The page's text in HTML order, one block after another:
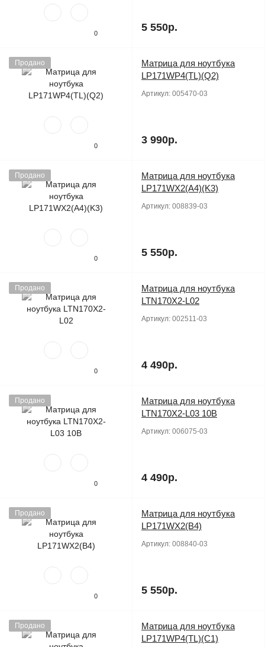
0 5 550р.
Продано
0
Матрица для ноутбука
LP171WP4(TL)(Q2)
Артикул: 005470-03
3 990р.
Продано
0
Матрица для ноутбука
LP171WX2(A4)(K3)
Артикул: 008839-03
5 550р.
Продано
0
Матрица для ноутбука
LTN170X2-L02
Артикул: 002511-03
4 490р.
Продано
0
Матрица для ноутбука
LTN170X2-L03 10B
Артикул: 006075-03
4 490р.
Продано
0
Матрица для ноутбука
LP171WX2(B4)
Артикул: 008840-03
5 550р.
Продано
Матрица для ноутбука
LP171WP4(TL)(C1)